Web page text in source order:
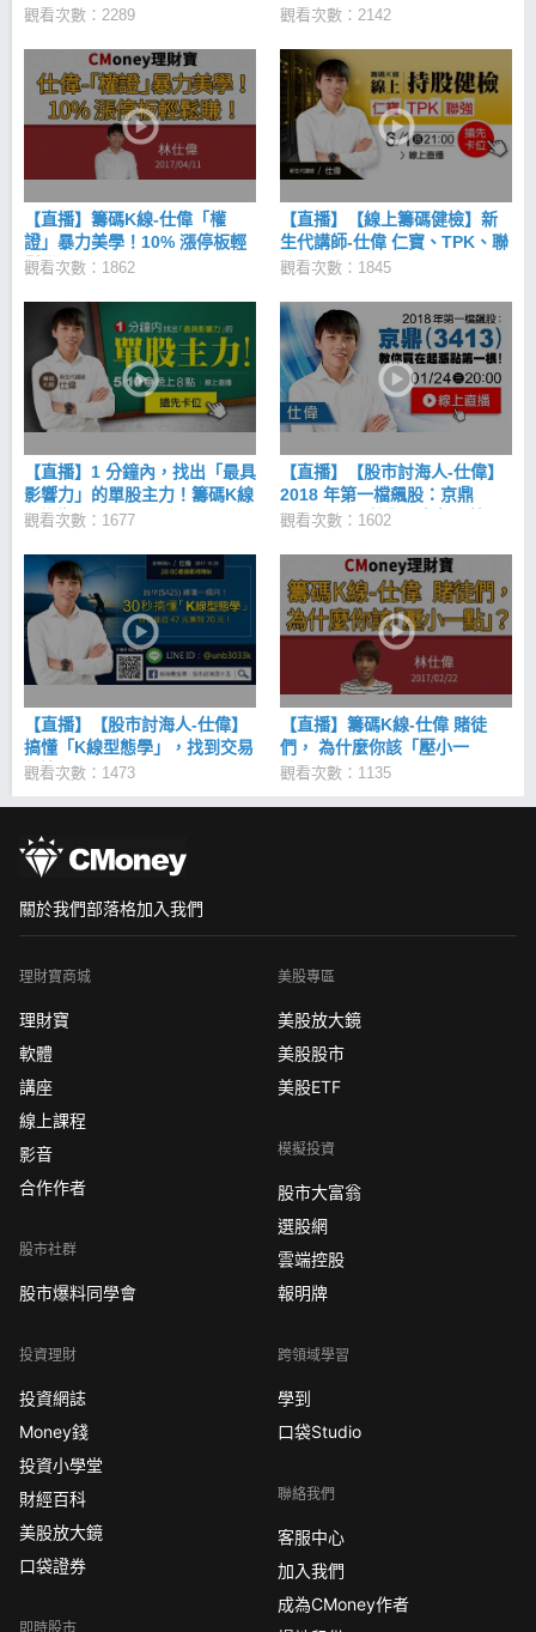
20170207
觀看次數：2289
20170105
觀看次數：2142
【直播】籌碼K線-仕偉「權
證」暴力美學！10% 漲停板輕
鬆賺！20170411
觀看次數：1862
【直播】【線上籌碼健檢】新
生代講師-仕偉 仁寶、TPK、聯
強 20170601
觀看次數：1845
【直播】1 分鐘內，找出「最具
影響力」的單股主力！籌碼K線
– 仕偉 20170510
觀看次數：1677
【直播】【股市討海人-仕偉】
2018 年第一檔飆股：京鼎
（3413），教你買在起漲第一
觀看次數：1602
【直播】【股市討海人-仕偉】
搞懂「K線型態學」，找到交易
舒適圈！20171026
觀看次數：1473
【直播】籌碼K線-仕偉 賭徒
們， 為什麼你該「壓小一
點」？ 20170222
觀看次數：1135
關於我們部落格加入我們
理財寶商城
理財寶
軟體
講座
線上課程
影音
合作作者
股市社群
股市爆料同學會
投資理財
投資網誌
Money錢
投資小學堂
財經百科
美股放大鏡
口袋證券
即時股市
美股專區
美股放大鏡
美股股市
美股ETF
模擬投資
股市大富翁
選股網
雲端控股
報明牌
跨領域學習
學到
口袋Studio
聯絡我們
客服中心
加入我們
成為CMoney作者